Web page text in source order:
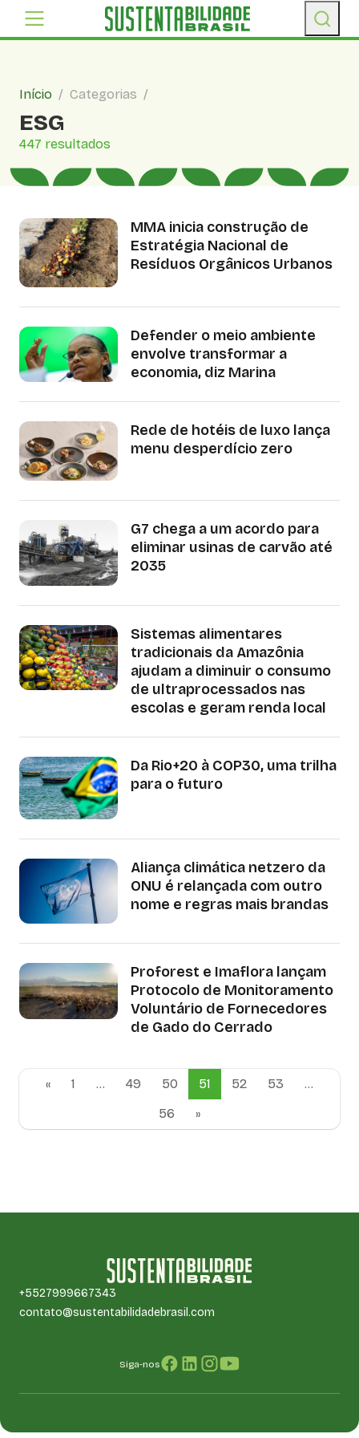
Início / Categorias /
ESG
447 resultados
MMA inicia construção de
Estratégia Nacional de
Resíduos Orgânicos Urbanos
Defender o meio ambiente
envolve transformar a
economia, diz Marina
Rede de hotéis de luxo lança
menu desperdício zero
G7 chega a um acordo para
eliminar usinas de carvão até
2035
Sistemas alimentares
tradicionais da Amazônia
ajudam a diminuir o consumo
de ultraprocessados nas
escolas e geram renda local
Da Rio+20 à COP30, uma trilha
para o futuro
Aliança climática netzero da
ONU é relançada com outro
nome e regras mais brandas
Proforest e Imaflora lançam
Protocolo de Monitoramento
Voluntário de Fornecedores
de Gado do Cerrado
« 1 … 49 50 51 52 53
…
56
»
+5527999667343
contato@sustentabilidadebrasil.com
Siga-nos